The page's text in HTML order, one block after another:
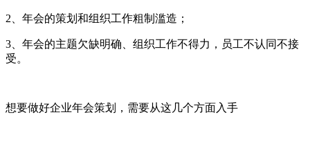
2、年会的策划和组织工作粗制滥造；
3、年会的主题欠缺明确、组织工作不得力，员工不认同不接
受。
想要做好企业年会策划，需要从这几个方面入手